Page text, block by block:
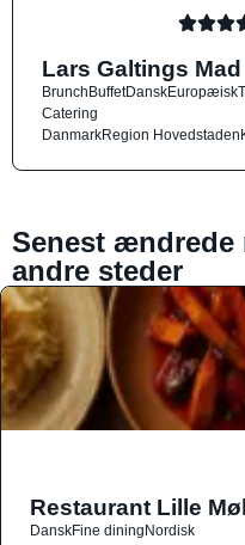
Lars Galtings
BrunchBuffetDanskEuropæisk
Catering
DanmarkRegion Hovedstaden
Senest ændrede
andre steder
Restaurant Lille
DanskFine diningNordisk